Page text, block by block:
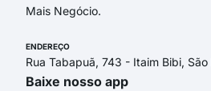
Mais Negócio.
ENDEREÇO
Rua Tabapuã, 743 - Itaim Bibi,
Baixe nosso app